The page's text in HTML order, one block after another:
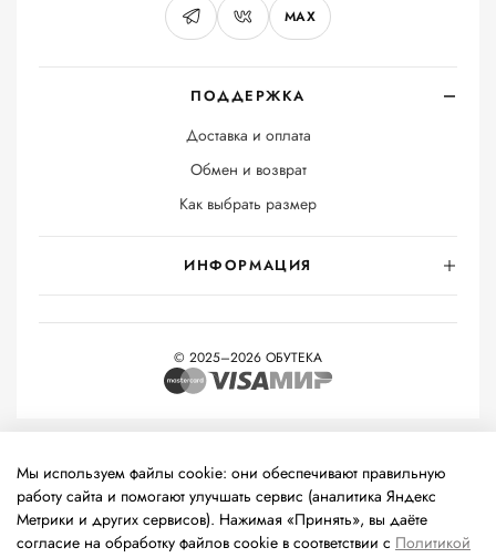
ПОДДЕРЖКА
Доставка и оплата
Обмен и возврат
Как выбрать размер
ИНФОРМАЦИЯ
MAX
© 2025–2026 ОБУТЕКА
технологии
(информационные технологии предоставления
информации на основе сбора, систематизации и анализа
сведений, относящихся к предпочтениям пользователей сети
«Интернет», находящихся на территории Российской
Мы используем файлы cookie: они обеспечивают правильную
работу сайта и помогают улучшать сервис (аналитика Яндекс
Метрики и других сервисов). Нажимая «Принять», вы даёте
согласие на обработку файлов cookie в соответствии с Политикой